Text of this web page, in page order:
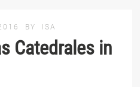
BY ISA
Catedrales in